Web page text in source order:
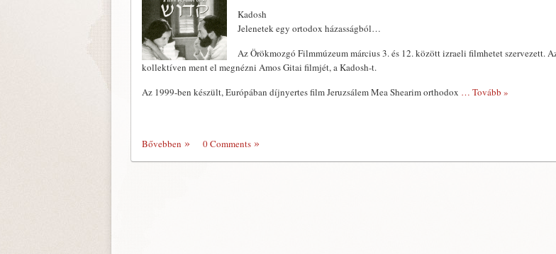
Kadosh
Jelenetek egy ortodox házasságból…
Az Örökmozgó Filmmúzeum március 3. és 12. között izraeli filmhetet szervezett.
kollektíven ment el meg­nézni Amos Gitai filmjét, a Kadosh-t.
Az 1999-ben készült, Európában díjnyertes film Jeruzsálem Mea Shearim orthodox … Tovább »
Bővebben 0 Comments